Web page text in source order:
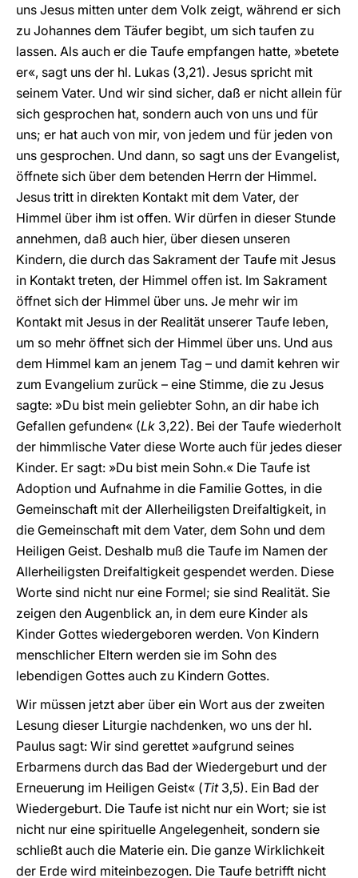
uns Jesus mitten unter dem Volk zeigt, während er sich
zu Johannes dem Täufer begibt, um sich taufen zu
lassen. Als auch er die Taufe empfangen hatte, »betete
er«, sagt uns der hl. Lukas (3,21). Jesus spricht mit
seinem Vater. Und wir sind sicher, daß er nicht allein für
sich gesprochen hat, sondern auch von uns und für
uns; er hat auch von mir, von jedem und für jeden von
uns gesprochen. Und dann, so sagt uns der Evangelist,
öffnete sich über dem betenden Herrn der Himmel.
Jesus tritt in direkten Kontakt mit dem Vater, der
Himmel über ihm ist offen. Wir dürfen in dieser Stunde
annehmen, daß auch hier, über diesen unseren
Kindern, die durch das Sakrament der Taufe mit Jesus
in Kontakt treten, der Himmel offen ist. Im Sakrament
öffnet sich der Himmel über uns. Je mehr wir im
Kontakt mit Jesus in der Realität unserer Taufe leben,
um so mehr öffnet sich der Himmel über uns. Und aus
dem Himmel kam an jenem Tag – und damit kehren wir
zum Evangelium zurück – eine Stimme, die zu Jesus
sagte: »Du bist mein geliebter Sohn, an dir habe ich
Gefallen gefunden« (Lk 3,22). Bei der Taufe wiederholt
der himmlische Vater diese Worte auch für jedes dieser
Kinder. Er sagt: »Du bist mein Sohn.« Die Taufe ist
Adoption und Aufnahme in die Familie Gottes, in die
Gemeinschaft mit der Allerheiligsten Dreifaltigkeit, in
die Gemeinschaft mit dem Vater, dem Sohn und dem
Heiligen Geist. Deshalb muß die Taufe im Namen der
Allerheiligsten Dreifaltigkeit gespendet werden. Diese
Worte sind nicht nur eine Formel; sie sind Realität. Sie
zeigen den Augenblick an, in dem eure Kinder als
Kinder Gottes wiedergeboren werden. Von Kindern
menschlicher Eltern werden sie im Sohn des
lebendigen Gottes auch zu Kindern Gottes.
Wir müssen jetzt aber über ein Wort aus der zweiten
Lesung dieser Liturgie nachdenken, wo uns der hl.
Paulus sagt: Wir sind gerettet »aufgrund seines
Erbarmens durch das Bad der Wiedergeburt und der
Erneuerung im Heiligen Geist« (Tit3,5). Ein Bad der
Wiedergeburt. Die Taufe ist nicht nur ein Wort; sie ist
nicht nur eine spirituelle Angelegenheit, sondern sie
schließt auch die Materie ein. Die ganze Wirklichkeit
der Erde wird miteinbezogen. Die Taufe betrifft nicht